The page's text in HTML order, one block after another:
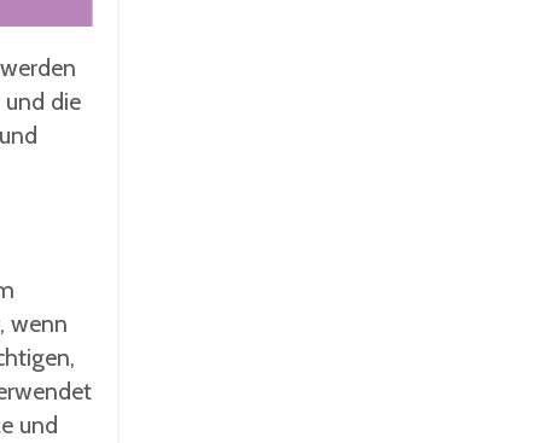
die
wenn
und